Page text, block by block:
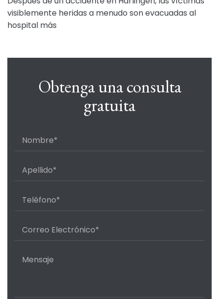
visiblemente heridas a menudo son evacuadas al
hospital más
Obtenga una consulta
gratuita